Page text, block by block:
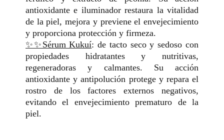
antioxidante e iluminador restaura la vitalidad
de la piel, mejora y previene el envejecimiento
y proporciona protección y firmeza.
✨✨Sérum Kukuí: de tacto seco y sedoso con
propiedades hidratantes y nutritivas,
regeneradoras y calmantes. Su acción
antioxidante y antipolución protege y repara el
rostro de los factores externos negativos,
evitando el envejecimiento prematuro de la
piel.